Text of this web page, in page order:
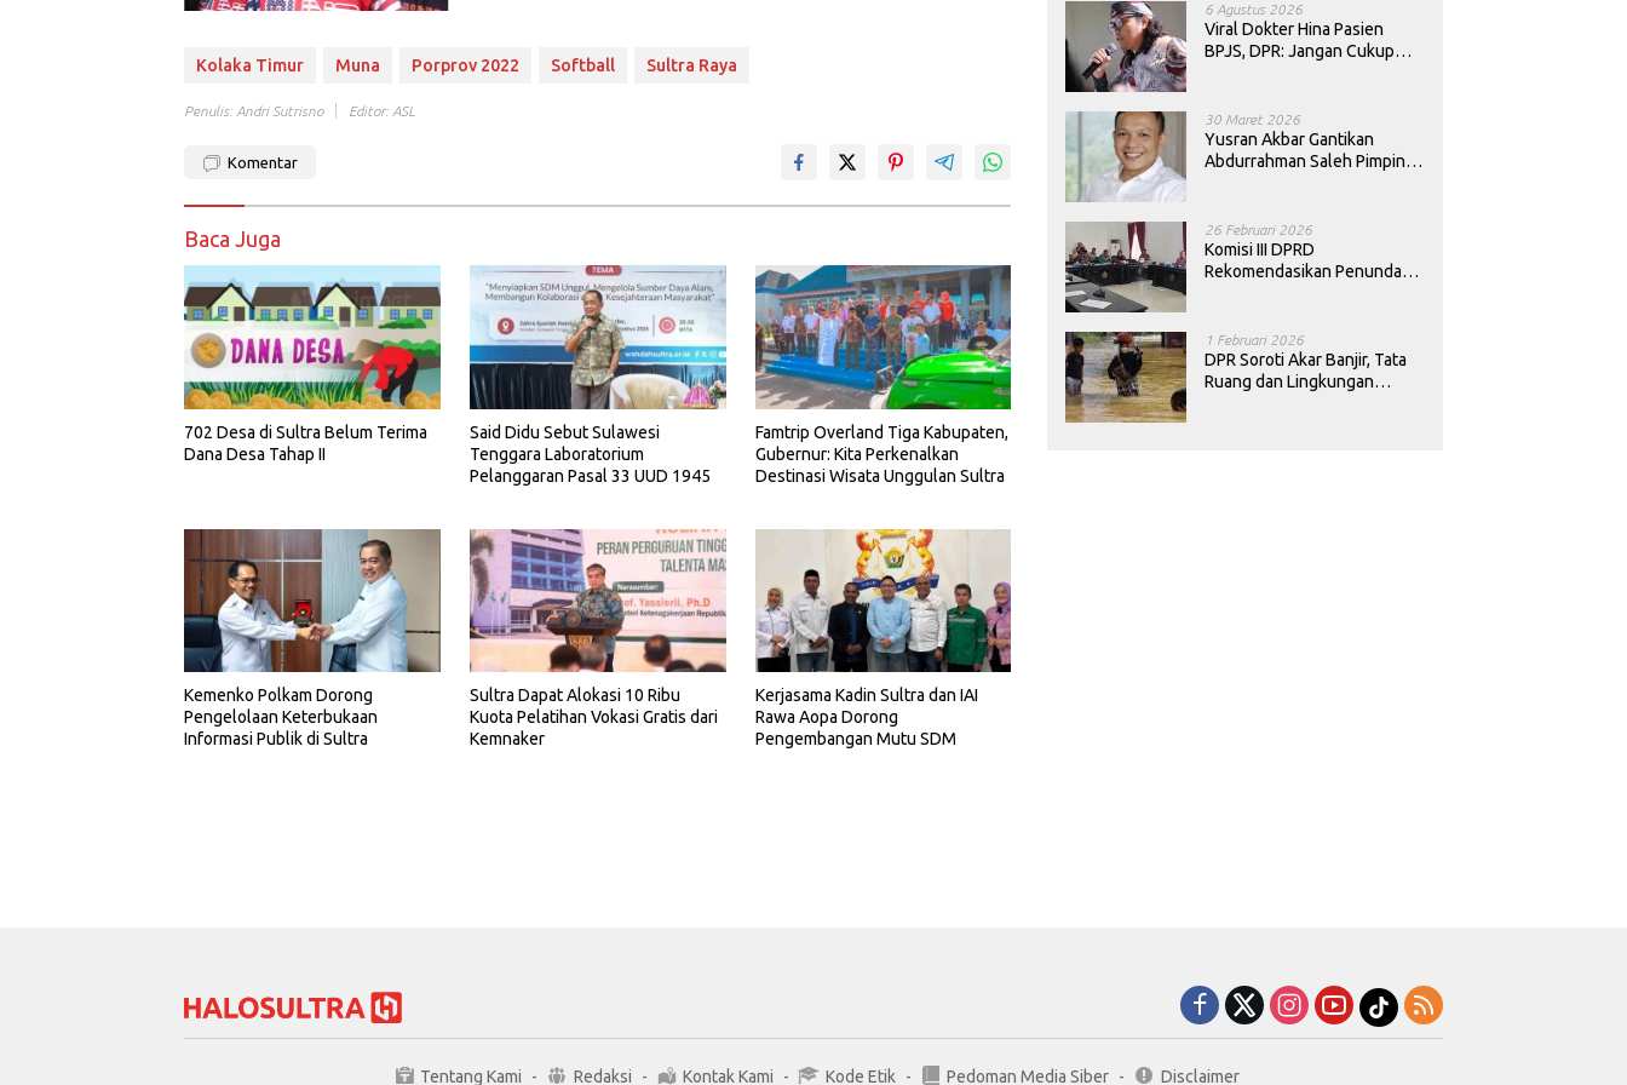
Kolaka Timur Muna Porprov 2022 Softball Sultra Raya
Penulis: Andri Sutrisno Editor: ASL
Komentar
Baca Juga
702 Desa di Sultra Belum Terima
Dana Desa Tahap II
Said Didu Sebut Sulawesi
Tenggara Laboratorium
Pelanggaran Pasal 33 UUD 1945
Famtrip Overland Tiga Kabupaten,
Gubernur: Kita Perkenalkan
Destinasi Wisata Unggulan Sultra
Kemenko Polkam Dorong
Pengelolaan Keterbukaan
Informasi Publik di Sultra
Sultra Dapat Alokasi 10 Ribu
Kuota Pelatihan Vokasi Gratis dari
Kemnaker
Kerjasama Kadin Sultra dan IAI
Rawa Aopa Dorong
Pengembangan Mutu SDM
6 Agustus 2026
Viral Dokter Hina Pasien
BPJS, DPR: Jangan Cukup
30 Maret 2026
Yusran Akbar Gantikan
Abdurrahman Saleh Pimpin
26 Februari 2026
Komisi III DPRD
Rekomendasikan Penundaan
1 Februari 2026
DPR Soroti Akar Banjir, Tata
Ruang dan Lingkungan
Tentang Kami Redaksi Kontak Kami Kode Etik Pedoman Media Siber Disclaimer